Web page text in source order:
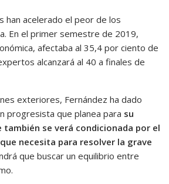
han acelerado el peor de los
En el primer semestre de 2019,
afectaba al 35,4 por ciento de
alcanzará al 40 a finales de
exteriores, Fernández ha dado
progresista que planea para su
se verá condicionada por el
necesita para resolver la grave
que buscar un equilibrio entre